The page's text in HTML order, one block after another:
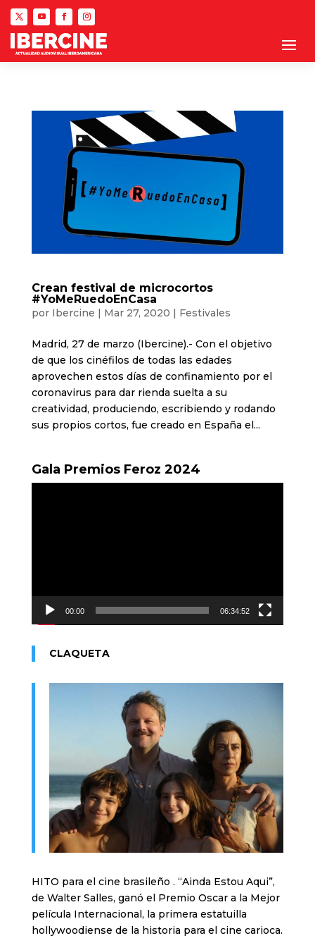
Crean festival de microcortos
#YoMeRuedoEnCasa
por Ibercine | Mar 27, 2020 | Festivales
Madrid, 27 de marzo (Ibercine).- Con el objetivo
de que los cinéfilos de todas las edades
aprovechen estos días de confinamiento por el
coronavirus para dar rienda suelta a su
creatividad, produciendo, escribiendo y rodando
sus propios cortos, fue creado en España el...
Gala Premios Feroz 2024
00:00 06:34:52
CLAQUETA
HITO para el cine brasileño . “Ainda Estou Aqui”,
de Walter Salles, ganó el Premio Oscar a la Mejor
película Internacional, la primera estatuilla
hollywoodiense de la historia para el cine carioca.